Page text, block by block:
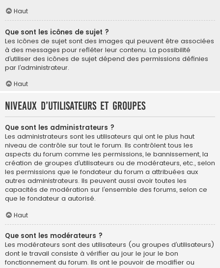
Haut
Que sont les icônes de sujet ?
Les icônes de sujet sont des images qui peuvent être associées
à des messages pour refléter leur contenu. La possibilité
d’utiliser des icônes de sujet dépend des permissions définies
par l’administrateur.
Haut
Niveaux d’utilisateurs et groupes
Que sont les administrateurs ?
Les administrateurs sont les utilisateurs qui ont le plus haut
niveau de contrôle sur tout le forum. Ils contrôlent tous les
aspects du forum comme les permissions, le bannissement, la
création de groupes d’utilisateurs ou de modérateurs, etc., selon
les permissions que le fondateur du forum a attribuées aux
autres administrateurs. Ils peuvent aussi avoir toutes les
capacités de modération sur l’ensemble des forums, selon ce
que le fondateur a autorisé.
Haut
Que sont les modérateurs ?
Les modérateurs sont des utilisateurs (ou groupes d’utilisateurs)
dont le travail consiste à vérifier au jour le jour le bon
fonctionnement du forum. Ils ont le pouvoir de modifier ou